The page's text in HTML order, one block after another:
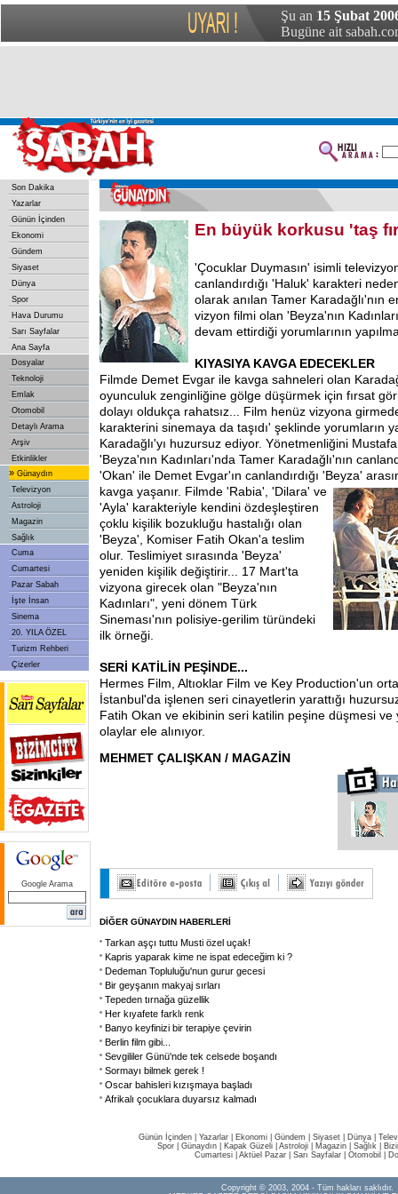
Şu an 15 Şubat
Bugüne ait
Son Dakika
Yazarlar
Günün İçinden
Ekonomi
Gündem
Siyaset
Dünya
Spor
Hava Durumu
Sarı Sayfalar
Ana Sayfa
Dosyalar
Teknoloji
Emlak
Otomobil
Detaylı Arama
Arşiv
Etkinlikler
» Günaydın
Televizyon
Astroloji
Magazin
Sağlık
Cuma
Cumartesi
Pazar Sabah
İşte İnsan
Sinema
20. YILA ÖZEL
Turizm Rehberi
Çizerler
Google Arama
En büyük korkusu 'taş
'Çocuklar Duymasın' isimli
canlandırdığı 'Haluk' karakteri
olarak anılan Tamer Karadağlı'nın
vizyon filmi olan 'Beyza'nın
devam ettirdiği yorumlarının
KIYASIYA KAVGA EDECEKLER
Filmde Demet Evgar ile kavga sahneleri olan
oyunculuk zenginliğine gölge düşürmek için fırsat
dolayı oldukça rahatsız... Film henüz vizyona
karakterini sinemaya da taşıdı' şeklinde yorumların
Karadağlı'yı huzursuz ediyor. Yönetmenliğini
'Beyza'nın Kadınları'nda Tamer Karadağlı'nın
'Okan' ile Demet Evgar'ın canlandırdığı 'Beyza'
kavga yaşanır. Filmde 'Rabia', 'Dilara' ve
'Ayla' karakteriyle kendini özdeşleştiren
çoklu kişilik bozukluğu hastalığı olan
'Beyza', Komiser Fatih Okan'a teslim
olur. Teslimiyet sırasında 'Beyza'
yeniden kişilik değiştirir... 17 Mart'ta
vizyona girecek olan "Beyza'nın
Kadınları", yeni dönem Türk
Sineması'nın polisiye-gerilim türündeki
ilk örneği.
SERİ KATİLİN PEŞİNDE...
Hermes Film, Altıoklar Film ve Key Production'un
İstanbul'da işlenen seri cinayetlerin yarattığı
Fatih Okan ve ekibinin seri katilin peşine düşmesi ve
olaylar ele alınıyor.
MEHMET ÇALIŞKAN / MAGAZİN
DİĞER GÜNAYDIN HABERLERİ
Tarkan aşçı tuttu Musti özel uçak!
Kapris yaparak kime ne ispat edeceğim ki ?
Dedeman Topluluğu'nun gurur gecesi
Bir geyşanın makyaj sırları
Tepeden tırnağa güzellik
Her kıyafete farklı renk
Banyo keyfinizi bir terapiye çevirin
Berlin film gibi...
Sevgililer Günü'nde tek celsede boşandı
Sormayı bilmek gerek !
Oscar bahisleri kızışmaya başladı
Afrikalı çocuklara duyarsız kalmadı
Günün İçinden Yazarlar Ekonomi Gündem Siyaset Dünya |
Spor
Günaydın Kapak Güzeli Astroloji Magazin Sağlık
Cumartesi| Aktüel Pazar| Sarı Sayfalar| Otomobil
Copyright © 2003, 2004 - Tüm hakları saklıdır.